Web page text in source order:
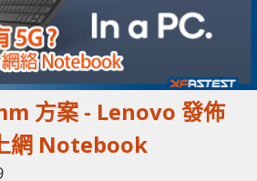
方案 - Lenovo 發佈
網 Notebook